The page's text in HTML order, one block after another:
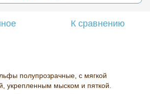
К сравнению
полупрозрачные, с мягкой
укрепленным мыском и пяткой.